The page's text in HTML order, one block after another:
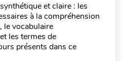
et claire : les
à la compréhension
le vocabulaire
les termes de
présents dans ce